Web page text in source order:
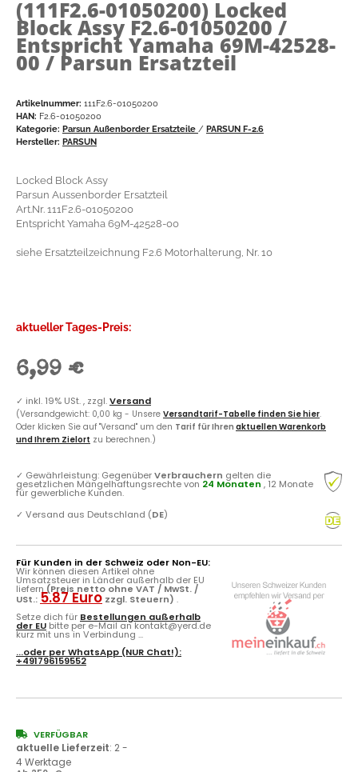
(111F2.6-01050200) Locked
Block Assy F2.6-01050200 /
Entspricht Yamaha 69M-42528-
00 / Parsun Ersatzteil
Artikelnummer: 111F2.6-01050200
HAN: F2.6-01050200
Kategorie: Parsun Außenborder Ersatzteile / PARSUN F-2.6
Hersteller: PARSUN
Locked Block Assy
Parsun Aussenborder Ersatzteil
Art.Nr. 111F2.6-01050200
Entspricht Yamaha 69M-42528-00
siehe Ersatzteilzeichnung F2.6 Motorhalterung, Nr. 10
aktueller Tages-Preis:
6,99 €
✓ inkl. 19% USt. , zzgl.Versand
(Versandgewicht: 0,00 kg - Unsere Versandtarif-Tabelle finden Sie hier.
Oder klicken Sie auf "Versand" um den Tarif für Ihren aktuellen Warenkorb
und Ihrem Zielort zu berechnen.)
✓ Gewährleistung: GegenüberVerbrauchern gelten die
gesetzlichen Mängelhaftungsrechte von 24 Monaten , 12 Monate
für gewerbliche Kunden.
✓ Versand aus Deutschland (DE)
Für Kunden in der Schweiz oder Non-EU:
Wir können diesen Artikel ohne
Umsatzsteuer in Länder außerhalb der EU
liefern (Preis netto ohne VAT / MwSt. /
USt.: 5.87 Euro zzgl. Steuern) .
Setze dich für Bestellungen außerhalb
der EU bitte per e-Mail an kontakt@yerd.de
kurz mit uns in Verbindung ...
...oder perWhatsApp (NUR Chat!):
+491796159552
VERFÜGBAR
aktuelle Lieferzeit: 2 -
4 Werktage